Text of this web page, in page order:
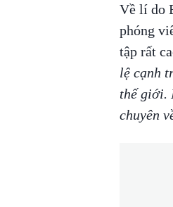
Về lí do
phóng
tập rất
lệ cạnh
thế giới.
chuyên